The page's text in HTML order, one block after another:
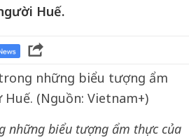
Huế.
những biểu tượng ẩm thực của